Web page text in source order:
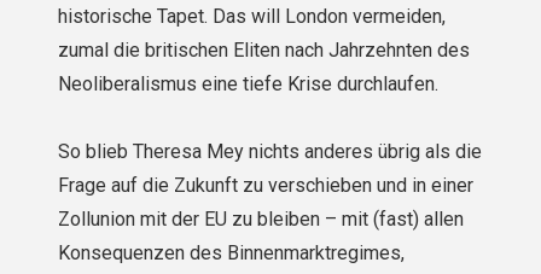
historische Tapet. Das will London vermeiden,
zumal die britischen Eliten nach Jahrzehnten des
Neoliberalismus eine tiefe Krise durchlaufen.
So blieb Theresa Mey nichts anderes übrig als die
Frage auf die Zukunft zu verschieben und in einer
Zollunion mit der EU zu bleiben – mit (fast) allen
Konsequenzen des Binnenmarktregimes,